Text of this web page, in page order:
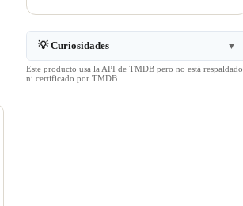
💡 Curiosidades ▼
Este producto usa la API de TMDB pero no está respaldado
ni certificado por TMDB.